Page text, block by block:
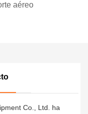
aéreo
Co., Ltd. ha